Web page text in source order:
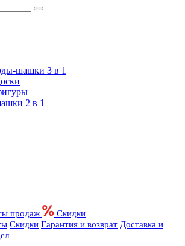
шашки 3 в 1
2 в 1
продаж
Скидки
Скидки Гарантия и возврат Доставка и